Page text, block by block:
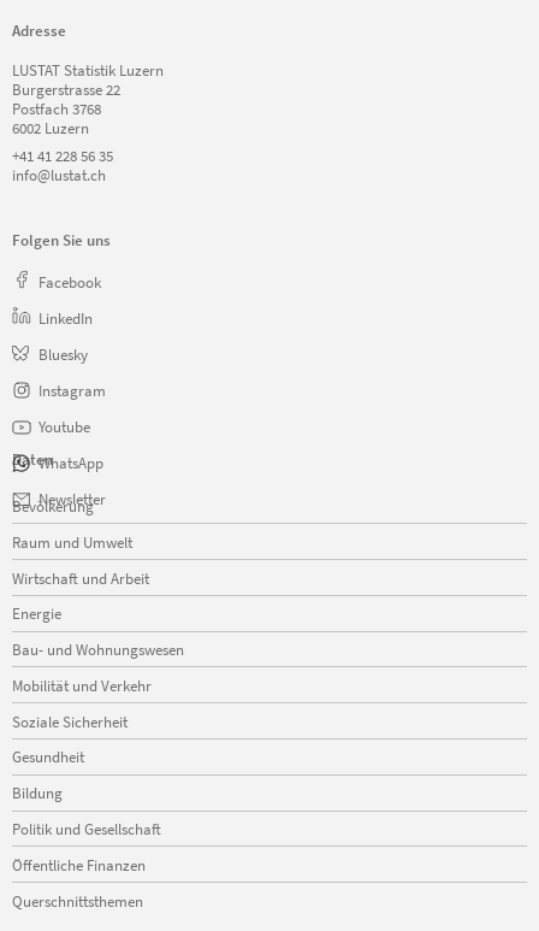
Adresse
LUSTAT Statistik Luzern
Burgerstrasse 22
Postfach 3768
6002 Luzern
+41 41 228 56 35
info@lustat.ch
Folgen Sie uns
Facebook
LinkedIn
Bluesky
Instagram
Youtube
WhatsApp
Newsletter
Daten
Navigation
überspringen
Bevölkerung
Raum und Umwelt
Wirtschaft und Arbeit
Energie
Bau- und Wohnungswesen
Mobilität und Verkehr
Soziale Sicherheit
Gesundheit
Bildung
Politik und Gesellschaft
Öffentliche Finanzen
Querschnittsthemen